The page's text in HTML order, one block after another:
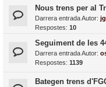
Nous trens per al
Darrera entrada Autor:
Respostes: 10
Seguiment de les
Darrera entrada Autor:
Respostes: 1139
Bategen trens